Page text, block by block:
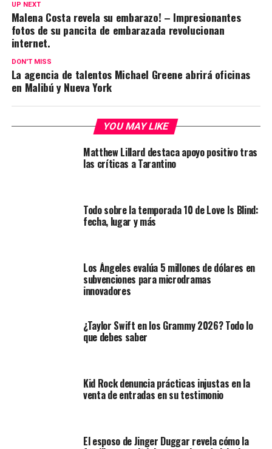
UP NEXT
Malena Costa revela su embarazo! – Impresionantes
fotos de su pancita de embarazada revolucionan
internet.
DON'T MISS
La agencia de talentos Michael Greene abrirá oficinas
en Malibú y Nueva York
YOU MAY LIKE
Matthew Lillard destaca apoyo positivo tras
las críticas a Tarantino
Todo sobre la temporada 10 de Love Is Blind:
fecha, lugar y más
Los Ángeles evalúa 5 millones de dólares en
subvenciones para microdramas
innovadores
¿Taylor Swift en los Grammy 2026? Todo lo
que debes saber
Kid Rock denuncia prácticas injustas en la
venta de entradas en su testimonio
El esposo de Jinger Duggar revela cómo la